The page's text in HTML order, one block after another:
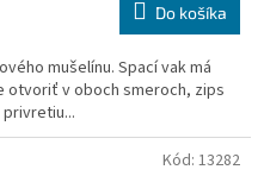
Do košíka
mušelínu. Spací vak má
otvoriť v oboch smeroch, zips
Kód: 13282